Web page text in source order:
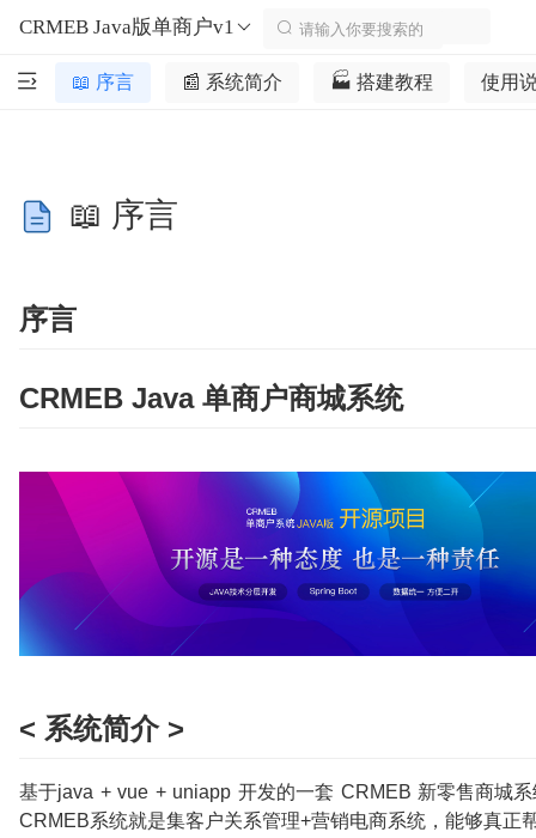
CRMEB Java版单商户v1
📖 序言 📰 系统简介 🏭 搭建教程 使用
📖 序言
序言
CRMEB Java 单商户商城系统
< 系统简介 >
基于java + vue + uniapp 开发的一套 CRMEB 新零售商城系
CRMEB系统就是集客户关系管理+营销电商系统，能够真正